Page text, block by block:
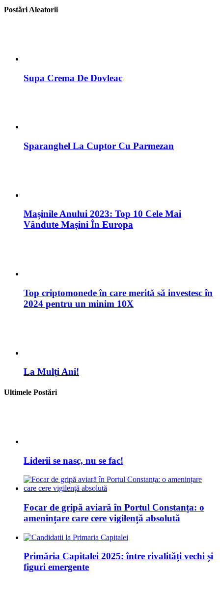
Postări Aleatorii
Supa Crema De Dovleac
Sparanghel La Cuptor Cu Parmezan
Mașinile Anului 2023: Top 10 Cele Mai
Vândute Mașini În Europa
Top criptomonede în care merită să investesc în
2024 pentru un minim 10X
La Mulți Ani!
Ultimele Postări
Liderii se nasc, nu se fac!
Focar de gripă aviară în Portul Constanța: o
amenințare care cere vigilență absolută
Primăria Capitalei 2025: între rivalități vechi și
figuri emergente